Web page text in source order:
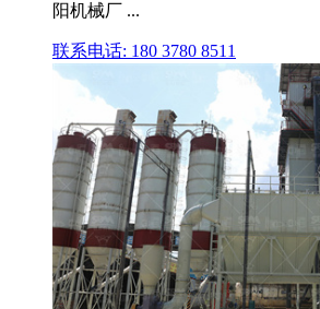
阳机械厂 ...
联系电话: 180 3780 8511